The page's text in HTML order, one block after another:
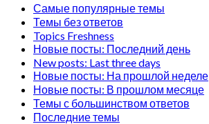
Самые популярные темы
Темы без ответов
Topics Freshness
Новые посты: Последний день
New posts: Last three days
Новые посты: На прошлой неделе
Новые посты: В прошлом месяце
Темы с большинством ответов
Последние темы